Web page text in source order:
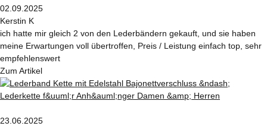
02.09.2025
Kerstin K
ich hatte mir gleich 2 von den Lederbändern gekauft, und sie haben
meine Erwartungen voll übertroffen, Preis / Leistung einfach top, sehr
empfehlenswert
Zum Artikel
23.06.2025